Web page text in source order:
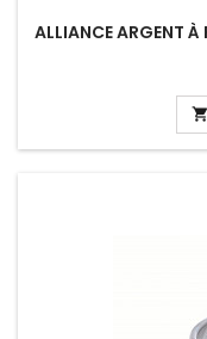
ALLIANCE ARGENT À
